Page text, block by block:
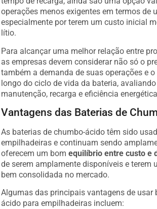
operações menos exigentes em termos de
especialmente por terem um custo inicial
lítio.
Para alcançar uma melhor relação entre
as empresas devem considerar não só o
também a demanda de suas operações e
longo do ciclo de vida da bateria,
manutenção, recarga e eficiência
Vantagens das Baterias de
As baterias de chumbo-ácido têm sido
empilhadeiras e continuam sendo
oferecem um bomequilíbrio entre custo e
de serem amplamente disponíveis e terem
bem consolidada no mercado.
Algumas das principais vantagens de usar
ácido para empilhadeiras incluem: